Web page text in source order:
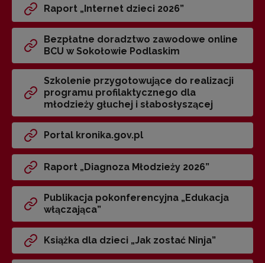
Raport „Internet dzieci 2026”
Bezpłatne doradztwo zawodowe online
BCU w Sokołowie Podlaskim
Szkolenie przygotowujące do realizacji
programu profilaktycznego dla
młodzieży głuchej i słabosłyszącej
Portal kronika.gov.pl
Raport „Diagnoza Młodzieży 2026”
Publikacja pokonferencyjna „Edukacja
włączająca”
Książka dla dzieci „Jak zostać Ninja”